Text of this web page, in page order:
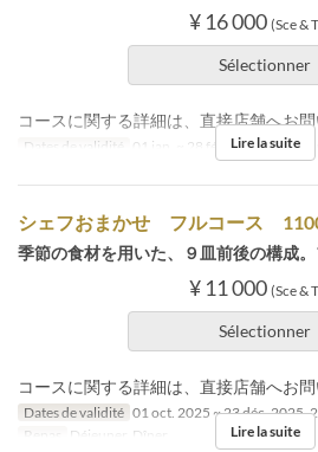
¥ 16 000 (Sce &
Sélectionner
コースに関する詳細は、直接店舗へお問
Dates de validité 01 jan. ~ 28 fév. Repas
Lire la suite
シェフおまかせ フルコース
季節の食材を用いた、９皿前後の構成。
¥ 11 000 (Sce &
Sélectionner
コースに関する詳細は、直接店舗へお問
Dates de validité 01 oct. 2025 ~ 23 déc. 2025,
Repas
Déjeuner, Dîner Lire la suite